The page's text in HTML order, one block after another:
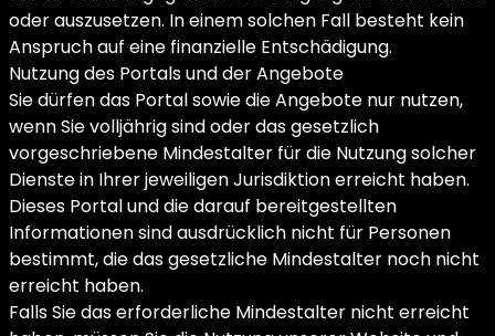
oder auszusetzen. In einem solchen Fall besteht kein
Anspruch auf eine finanzielle Entschädigung.
Nutzung des Portals und der Angebote
Sie dürfen das Portal sowie die Angebote nur nutzen,
wenn Sie volljährig sind oder das gesetzlich
vorgeschriebene Mindestalter für die Nutzung solcher
Dienste in Ihrer jeweiligen Jurisdiktion erreicht haben.
Dieses Portal und die darauf bereitgestellten
Informationen sind ausdrücklich nicht für Personen
bestimmt, die das gesetzliche Mindestalter noch nicht
erreicht haben.
Falls Sie das erforderliche Mindestalter nicht erreicht